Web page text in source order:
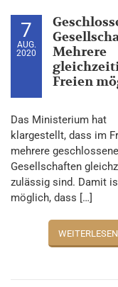
7
AUG.
2020
Mehrere
Freien
Das Ministerium hat
klargestellt, dass im
mehrere geschlossene
Gesellschaften
zulässig sind. Damit
möglich, dass […]
WEITERLESEN